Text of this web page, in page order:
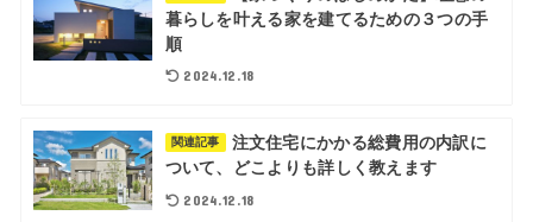
暮らしを叶える家を建てるための３つの手
順
2024.12.18
関連記事
注文住宅にかかる総費用の内訳に
ついて、どこよりも詳しく教えます
2024.12.18